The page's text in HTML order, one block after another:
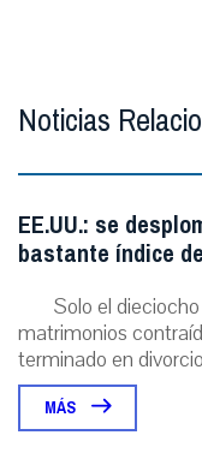
Noticias
EE.UU.: se
bastante índice
Solo el
matrimonios
terminado en
MÁS